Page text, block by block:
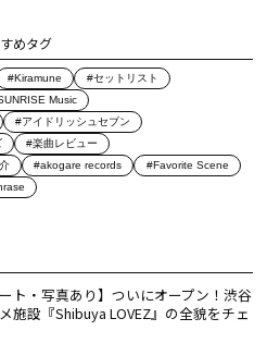
めタグ
#Kiramune
#セットリスト
Music
#アイドリッシュセブン
#楽曲レビュー
#akogare records
#Favorite Scene
ート・写真あり】ついにオープン！渋谷
施設『Shibuya LOVEZ』の全貌をチェ